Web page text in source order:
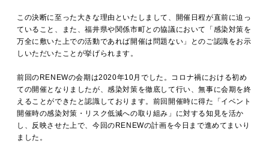
この決断に至った大きな理由といたしまして、開催日程が直前に迫っ
ていること、また、福井県や関係市町との協議において「感染対策を
万全に敷いた上での活動であれば開催は問題ない」とのご認識をお示
しいただいたことが挙げられます。
前回のRENEWの会期は2020年10月でした。コロナ禍における初め
ての開催となりましたが、感染対策を徹底して行い、無事に会期を終
えることができたと認識しております。前回開催時に得た「イベント
開催時の感染対策・リスク低減への取り組み」に対する知見を活か
し、反映させた上で、今回のRENEWの計画を今日まで進めてまいり
ました。